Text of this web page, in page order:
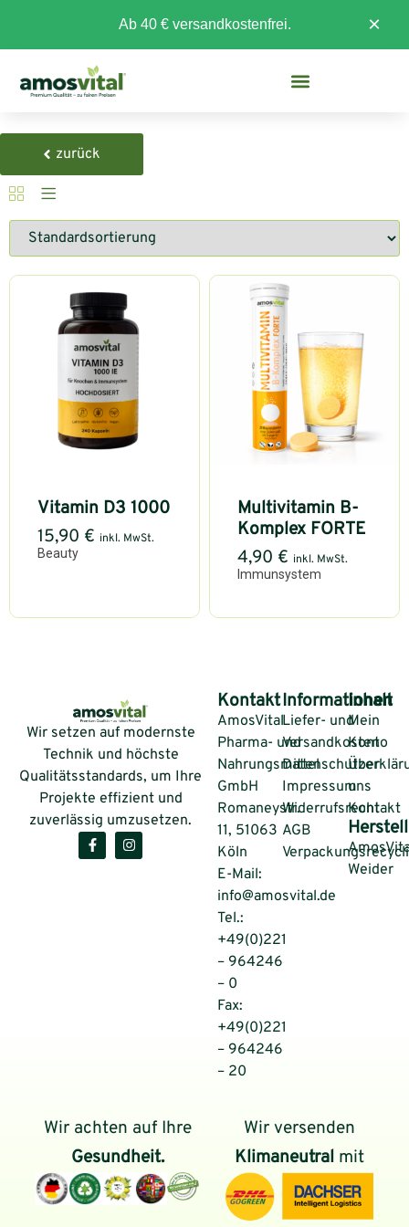
Ab 40 € versandkostenfrei. ×
zurück
Beauty
Vitamin D3 1000
15,90 € inkl. MwSt.
Immunsystem
Multivitamin B-
Komplex FORTE
4,90 € inkl. MwSt.
Wir setzen auf modernste
Technik und höchste
Qualitätsstandards, um Ihre
Projekte effizient und
zuverlässig umzusetzen.
Kontakt
AmosVital
Pharma- und
Nahrungsmittel
GmbH
Romaneystr.
11, 51063
Köln
E-Mail:
info@amosvital.de
Tel.:
+49(0)221
– 964246
– 0
Fax:
+49(0)221
– 964246
– 20
Informationen
Liefer- und
Versandkosten
Impressum
Widerrufsrecht
AGB
Inhalt
Mein
Konto
Über
uns
Kontakt
Weider
Wir achten auf Ihre
Gesundheit.
Wir versenden
Klimaneutral mit